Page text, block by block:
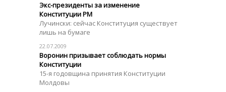
Экс-президенты за изменение
Конституции РМ
Лучински: сейчас Конституция существует
лишь на бумаге
22.07.2009
Воронин призывает соблюдать нормы
Конституции
15-я годовщина принятия Конституции
Молдовы